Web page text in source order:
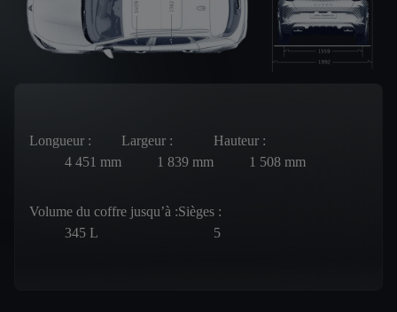
Longueur :
4 451 mm
Largeur :
1 839 mm
Hauteur :
1 508 mm
Volume du coffre jusqu’à :
345 L
Sièges :
5